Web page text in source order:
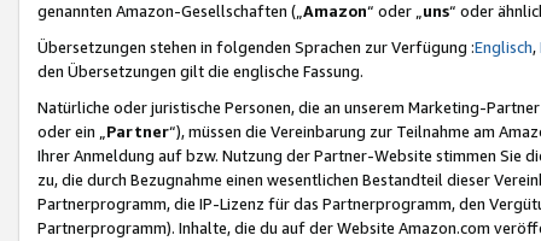
genannten Amazon-Gesellschaften („Amazon“ oder „uns“ oder
Übersetzungen stehen in folgenden Sprachen zur Verfügung :Englisch,
den Übersetzungen gilt die englische Fassung.
Natürliche oder juristische Personen, die an unserem Marketing-
oder ein „Partner“), müssen die Vereinbarung zur Teilnahme am
Ihrer Anmeldung auf bzw. Nutzung der Partner-Website stimmen Sie
zu, die durch Bezugnahme einen wesentlichen Bestandteil dieser
Partnerprogramm, die IP-Lizenz für das Partnerprogramm, den
Partnerprogramm). Inhalte, die du auf der Website Amazon.com